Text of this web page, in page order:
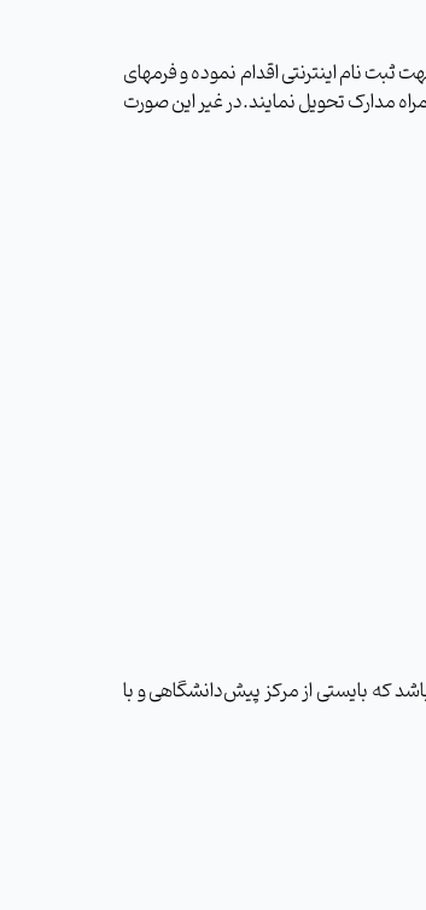
نام جدیدالورود، از تاریخ 97/10/27 لغایت 97/11/01 به صورت تمام وقت جهت ثبت نام اینترنتی اقدام نموده و فرمهای
مدارک تحویل نمایند.در غیر این صورت
که بایستی از مرکز پیش‌دانشگاهی و با